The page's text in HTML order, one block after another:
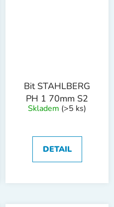
Bit STAHLBERG
PH 1 70mm S2
Skladem (>5 ks)
DETAIL